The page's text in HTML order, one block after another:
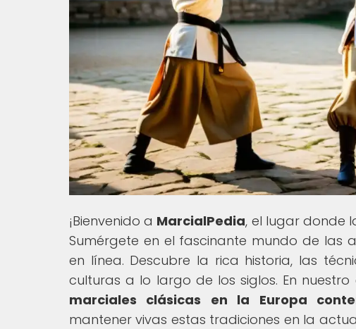
¡Bienvenido a MarcialPedia, el lugar donde
Sumérgete en el fascinante mundo de las
en línea. Descubre la rica historia, las
culturas a lo largo de los siglos. En
marciales clásicas en la Europa
mantener vivas estas tradiciones en la